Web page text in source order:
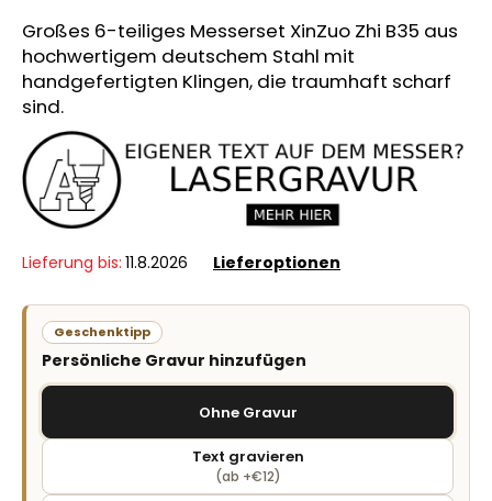
Großes 6-teiliges Messerset XinZuo Zhi B35 aus
hochwertigem deutschem Stahl mit
handgefertigten Klingen, die traumhaft scharf
sind.
Lieferung bis: 11.8.2026 Lieferoptionen
Geschenktipp
Persönliche Gravur hinzufügen
Ohne Gravur
Text gravieren
(ab +€12)
p
f
e
h
e
n